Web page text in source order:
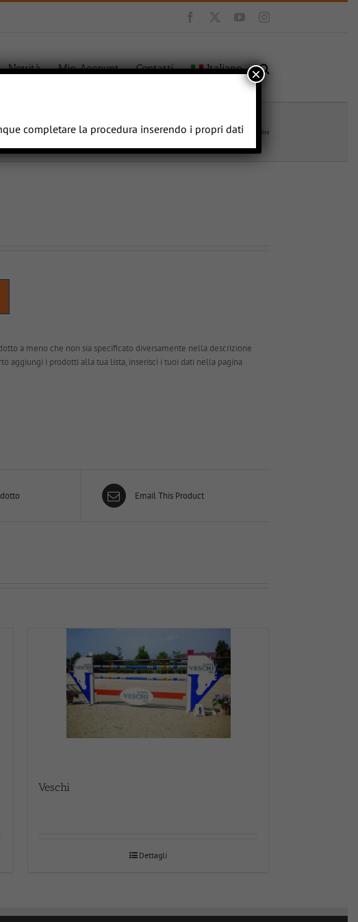
Facebook YouTubeInstagram
Novità Mio Account Contatti Italiano
Home Ostacoli Sponsorizzati Girondini
a meno che non sia specificato diversamente nella descrizione
aggiungi i prodotti alla tua lista, inserisci i tuoi dati nella pagina
Email This Product
Veschi
Dettagli
completare la procedura inserendo i propri dati
×